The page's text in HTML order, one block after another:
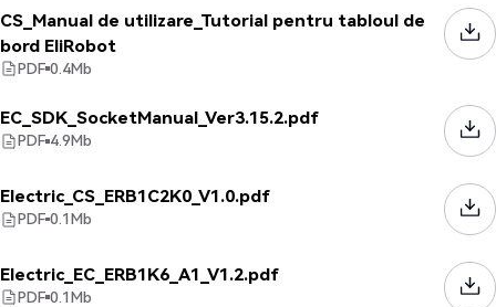
CS_Manual de utilizare_Tutorial pentru tabloul de
bord EliRobot
PDF 0.4Mb
EC_SDK_SocketManual_Ver3.15.2.pdf
PDF 4.9Mb
Electric_CS_ERB1C2K0_V1.0.pdf
PDF 0.1Mb
Electric_EC_ERB1K6_A1_V1.2.pdf
PDF 0.1Mb